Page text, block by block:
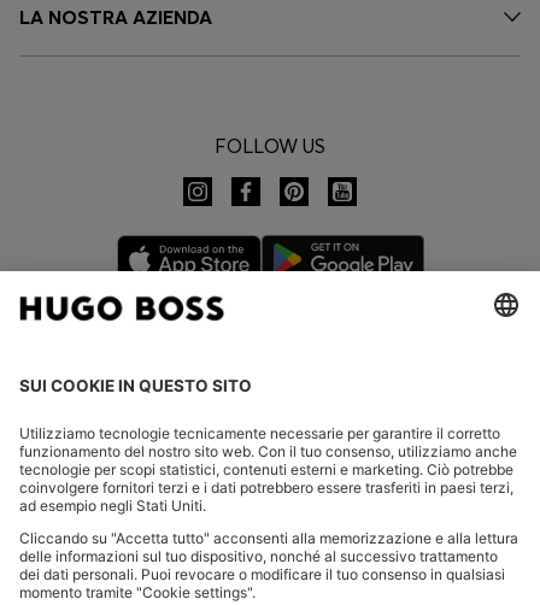
LA NOSTRA AZIENDA
FOLLOW US
CHANGE COUNTRY:
Dichiarare la revoca
Dichiarazione di accessibilità
Informativa Privacy HUGO BOSS EXPERIENCE